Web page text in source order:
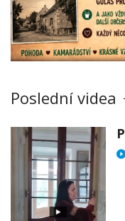
Poslední videa